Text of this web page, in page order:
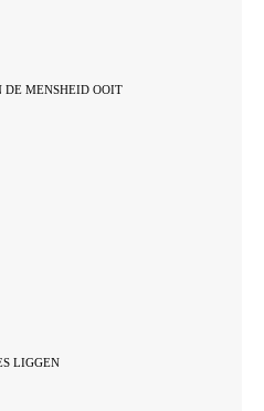
DE MENSHEID OOIT
LIGGEN